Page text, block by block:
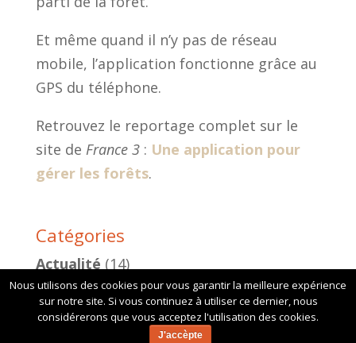
Et même quand il n’y pas de réseau
mobile, l’application fonctionne grâce au
GPS du téléphone.
Retrouvez le reportage complet sur le
site de France 3: Une application pour
gérer les forêts.
Catégories
Actualité (14)
Infos(23)
Nous utilisons des cookies pour vous garantir la meilleure expérience
sur notre site. Si vous continuez à utiliser ce dernier, nous
considérerons que vous acceptez l'utilisation des cookies.
J'accèpte